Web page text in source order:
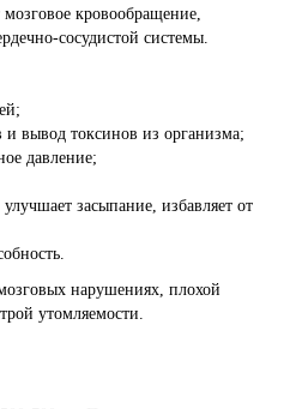
кровообращение,
сосудистой системы.
и вывод токсинов из организма;
давление;
засыпание, избавляет от
нарушениях, плохой
утомляемости.